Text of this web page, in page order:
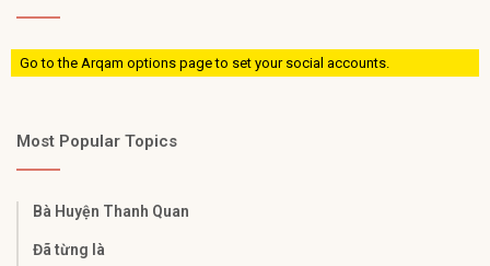
Go to the Arqam options page to set your social accounts.
Most Popular Topics
Bà Huyện Thanh Quan
Đã từng là